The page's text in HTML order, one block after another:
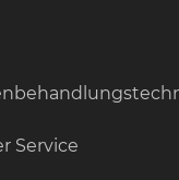
Service